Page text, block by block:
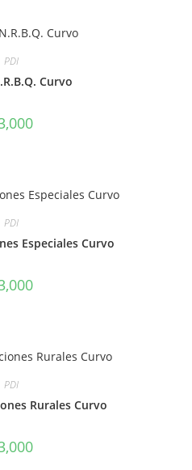
variantes.
Las
se
elegir
página
de
PDI
Curvo
PDI
Especiales Curvo
PDI
Rurales Curvo